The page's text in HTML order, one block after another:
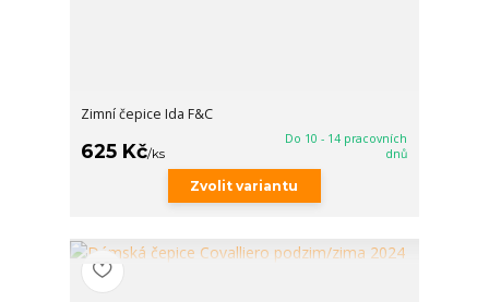
Zimní čepice Ida F&C
625 Kč/ks
Do 10 - 14 pracovních
dnů
Zvolit variantu